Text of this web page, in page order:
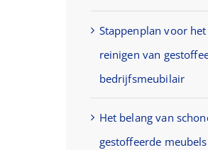
Stappenplan voor het
reinigen van
bedrijfsmeubilair
Het belang van
gestoffeerde